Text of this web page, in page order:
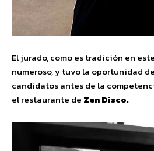
El jurado, como es tradición en
numeroso, y tuvo la oportunidad
candidatos antes de la
el restaurante de Zen Disco.